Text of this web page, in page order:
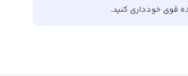
قوی خودداری کنید.